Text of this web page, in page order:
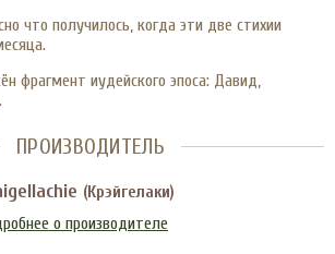
что получилось, когда эти две стихии
фрагмент иудейского эпоса: Давид,
ПРОИЗВОДИТЕЛЬ
(Крэйгелаки)
о производителе